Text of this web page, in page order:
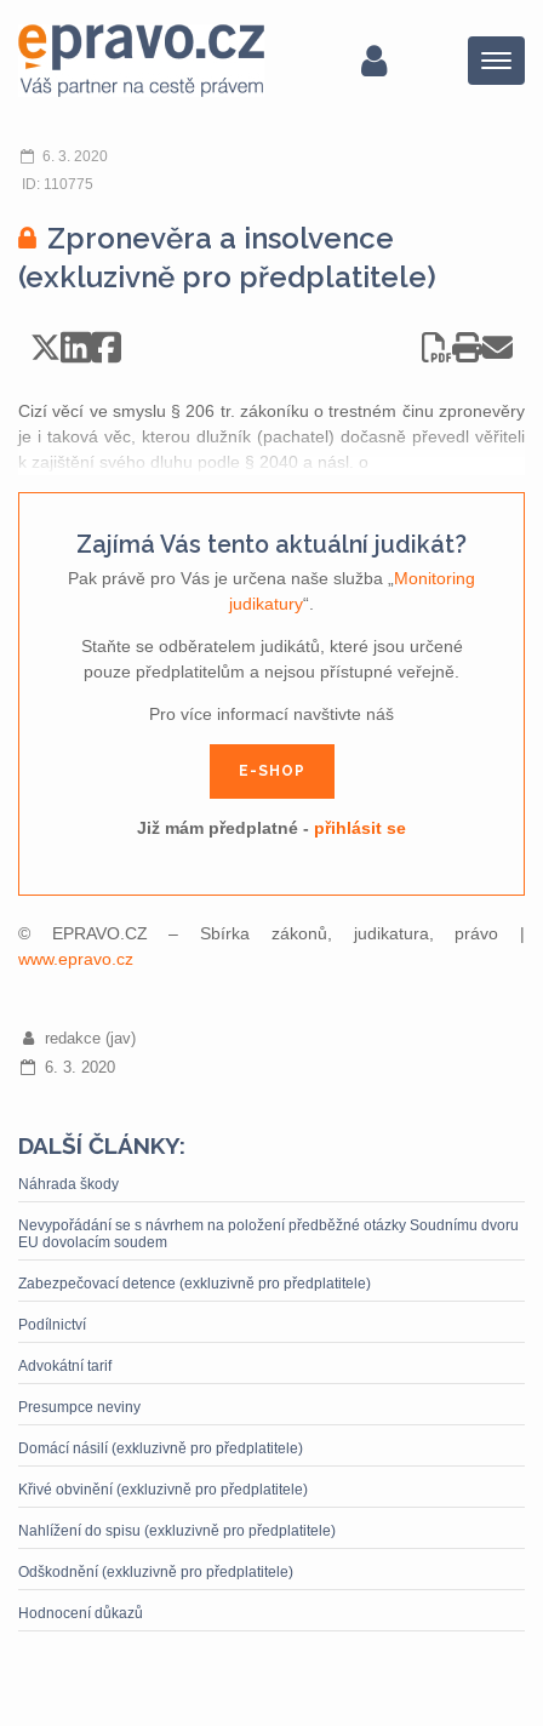
Menu
6. 3. 2020
ID: 110775
Zpronevěra a insolvence
(exkluzivně pro předplatitele)
Cizí věcí ve smyslu § 206 tr. zákoníku o trestném činu zpronevěry
je i taková věc, kterou dlužník (pachatel) dočasně převedl věřiteli
k zajištění svého dluhu podle § 2040 a násl. o
Zajímá Vás tento aktuální judikát?
Pak právě pro Vás je určena naše služba „ Monitoring
judikatury“.
Staňte se odběratelem judikátů, které jsou určené
pouze předplatitelům a nejsou přístupné veřejně.
Pro více informací navštivte náš
E-SHOP
Již mám předplatné - přihlásit se
© EPRAVO.CZ – Sbírka zákonů, judikatura, právo |
www.epravo.cz
redakce (jav)
6. 3. 2020
DALŠÍ ČLÁNKY:
Náhrada škody
Nevypořádání se s návrhem na položení předběžné otázky Soudnímu dvoru
EU dovolacím soudem
Zabezpečovací detence (exkluzivně pro předplatitele)
Podílnictví
Advokátní tarif
Presumpce neviny
Domácí násilí (exkluzivně pro předplatitele)
Křivé obvinění (exkluzivně pro předplatitele)
Nahlížení do spisu (exkluzivně pro předplatitele)
Odškodnění (exkluzivně pro předplatitele)
Hodnocení důkazů